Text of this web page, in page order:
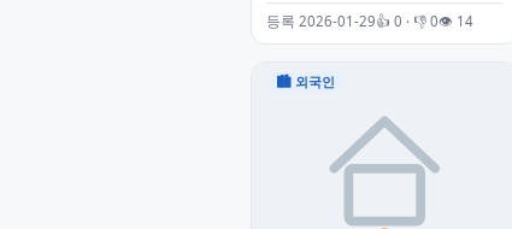
등록 2026-01-29👍 0 · 👎 0👁 14
🏙 외국인